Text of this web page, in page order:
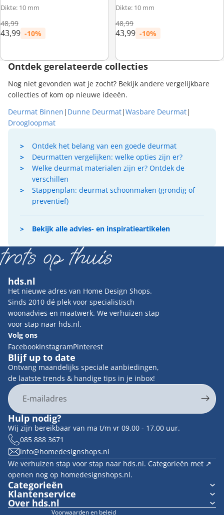
Dikte: 10 mm
Normale prijs
48,99
Prijs met korting
43,99 -10%
Dikte: 10 mm
Normale prijs
48,99
Prijs met korting
43,99 -10%
Ontdek gerelateerde collecties
Nog niet gevonden wat je zocht? Bekijk andere vergelijkbare
collecties of kom op nieuwe ideeën.
Deurmat Binnen | Dunne Deurmat|Wasbare Deurmat|
Droogloopmat
Ontdek het belang van een goede deurmat
Deurmatten vergelijken: welke opties zijn er?
Welke deurmat materialen zijn er? Ontdek de
verschillen
Stappenplan: deurmat schoonmaken (grondig of
preventief)
Bekijk alle advies- en inspiratieartikelen
hds.nl
Het nieuwe adres van Home Design Shops.
Sinds 2010 dé plek voor specialistisch
woonadvies en maatwerk. We verhuizen stap
voor stap naar hds.nl.
Volg ons
FacebookInstagramPinterest
Blijf up to date
Ontvang maandelijks speciale aanbiedingen,
de laatste trends & handige tips in je inbox!
E-mail
Hulp nodig?
Wij zijn bereikbaar van ma t/m vr 09.00 - 17.00 uur.
085 888 3671
info@homedesignshops.nl
We verhuizen stap voor stap naar hds.nl. Categorieën met ↗︎
openen nog op homedesignshops.nl.
Categorieën
Klantenservice
Over hds.nl
Voorwaarden en beleid
Contactgegevens
Terugbetalingsbeleid
Algemene voorwaarden
Verzendbeleid
Wettelijke kennisgeving
Cookievoorkeuren